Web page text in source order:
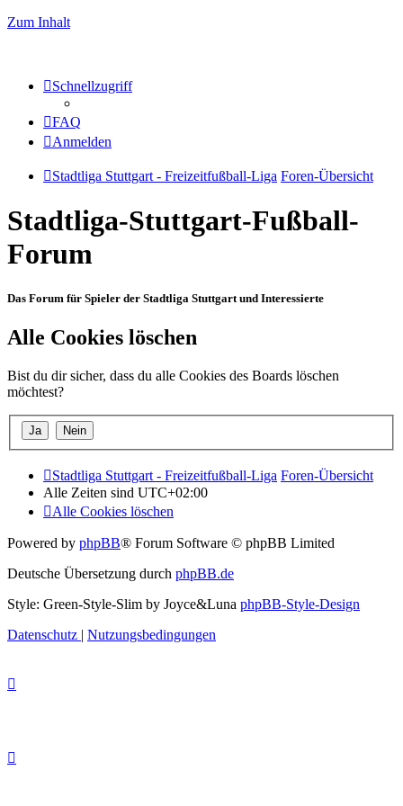
Zum Inhalt
Schnellzugriff
FAQ
Anmelden
Stadtliga Stuttgart - Freizeitfußball-Liga Foren-Übersicht
Stadtliga-Stuttgart-Fußball-
Forum
Das Forum für Spieler der Stadtliga Stuttgart und Interessierte
Alle Cookies löschen
Bist du dir sicher, dass du alle Cookies des Boards löschen
möchtest?
Stadtliga Stuttgart - Freizeitfußball-Liga Foren-Übersicht
Alle Zeiten sind UTC+02:00
Alle Cookies löschen
Powered by phpBB® Forum Software © phpBB Limited
Deutsche Übersetzung durch phpBB.de
Style: Green-Style-Slim by Joyce&Luna phpBB-Style-Design
Datenschutz | Nutzungsbedingungen